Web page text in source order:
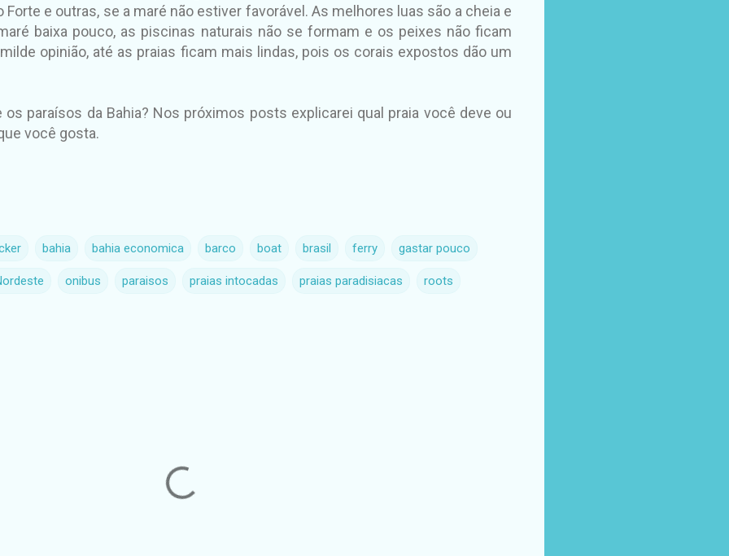
Forte e outras, se a maré não estiver favorável. As melhores luas são a cheia e
baixa pouco, as piscinas naturais não se formam e os peixes não ficam
opinião, até as praias ficam mais lindas, pois os corais expostos dão um
os paraísos da Bahia? Nos próximos posts explicarei qual praia você deve ou
você gosta.
bahia bahia economica barco boat brasil ferry gastar pouco
onibus paraisos praias intocadas praias paradisiacas roots